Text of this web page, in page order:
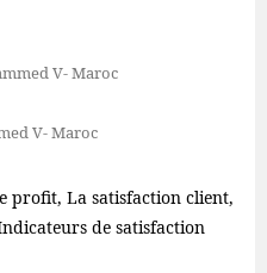
V- Maroc
V- Maroc
profit, La satisfaction client,
de satisfaction